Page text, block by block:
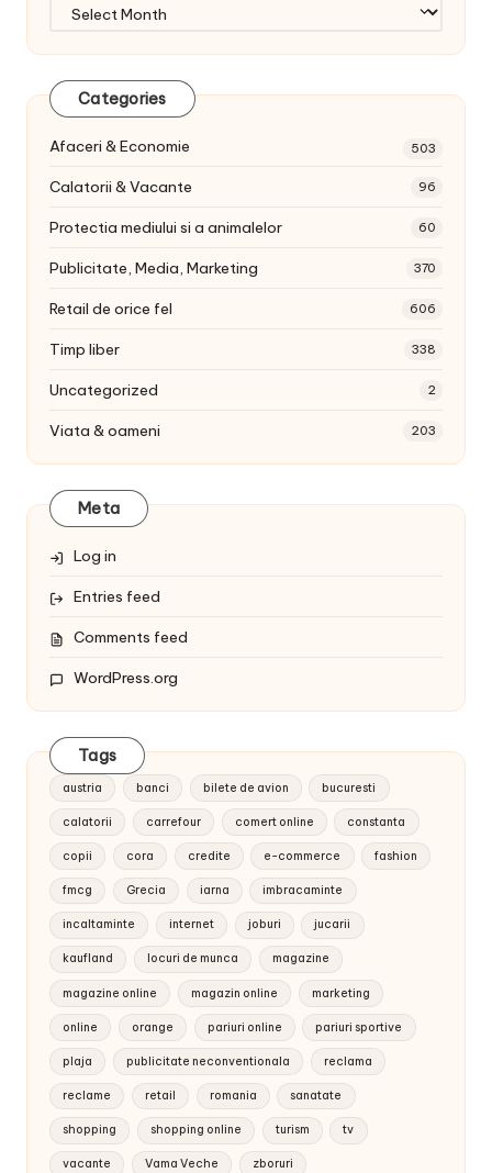
Categories
Afaceri & Economie 503
Calatorii & Vacante 96
Protectia mediului si a animalelor 60
Publicitate, Media, Marketing 370
Retail de orice fel 606
Timp liber 338
Uncategorized 2
Viata & oameni 203
Meta
Log in
Entries feed
Comments feed
WordPress.org
Tags
austria banci bilete de avion bucuresti
calatorii carrefour comert online constanta
copii cora credite e-commerce fashion
fmcg Grecia iarna imbracaminte
incaltaminte internet joburi jucarii
kaufland locuri de munca magazine
magazine online magazin online marketing
online orange pariuri online pariuri sportive
plaja publicitate neconventionala reclama
reclame retail romania sanatate
shopping shopping online turism tv
vacante Vama Veche zboruri